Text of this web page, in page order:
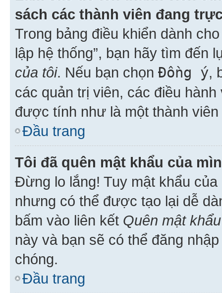
sách các thành viên đang
Trong bảng điều khiển dành
lập hệ thống”, bạn hãy tìm đến
của tôi. Nếu bạn chọn Đồng ý,
các quản trị viên, các điều
được tính như là một thành viên
Đầu trang
Tôi đã quên mật khẩu của
Đừng lo lắng! Tuy mật khẩu
nhưng có thể được tạo lại dễ
bấm vào liên kết Quên mật khẩu
này và bạn sẽ có thể đăng
chóng.
Đầu trang